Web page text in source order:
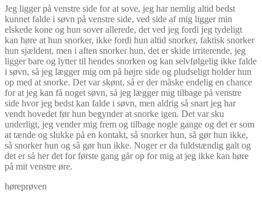
Jeg ligger på venstre side for at sove, jeg har nemlig altid bedst
kunnet falde i søvn på venstre side, ved side af mig ligger min
elskede kone og hun sover allerede, det ved jeg fordi jeg tydeligt
kan høre at hun snorker, ikke fordi hun altid snorker, faktisk snorker
hun sjældent, men i aften snorker hun, det er skide irriterende, jeg
ligger bare og lytter til hendes snorken og kan selvfølgelig ikke falde
i søvn, så jeg lægger mig om på højre side og pludseligt holder hun
op med at snorke. Det var skønt, så er der måske endelig en chance
for at jeg kan få noget søvn, så jeg lægger mig tilbage på venstre
side hvor jeg bedst kan falde i søvn, men aldrig så snart jeg har
vendt hovedet før hun begynder at snorke igen. Det var sku
underligt, jeg vender mig frem og tilbage nogle gange og det er som
at tænde og slukke på en kontakt, så snorker hun, så gør hun ikke,
så snorker hun og så gør hun ikke. Noger er da fuldstændig galt og
det er så her det for første gang går op for mig at jeg ikke kan høre
på mit venstre øre.
høreprøven